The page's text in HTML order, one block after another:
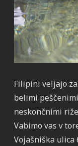
Filipini veljajo
belimi
neskončnimi
Vabimo vas v
Vojašniška ulica